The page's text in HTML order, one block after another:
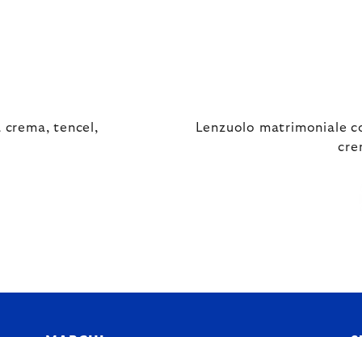
crema, tencel,
Lenzuolo matrimoniale